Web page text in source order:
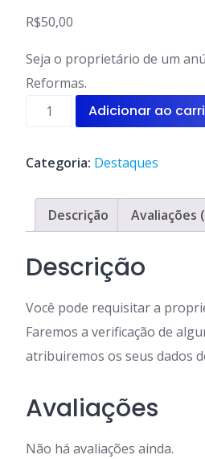
R$50,00
Seja o proprietário de um
Reformas.
Requisitar
propriedade
um
quantidade
Adicionar ao
Categoria: Destaques
Descrição Avaliações
Descrição
Você pode requisitar a
Faremos a verificação de
atribuiremos os seus dados
Avaliações
Não há avaliações ainda.